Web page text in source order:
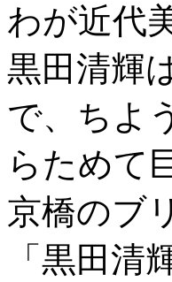
わが近代
黒田清輝
で、ちよ
らためて
京橋のブ
「黒田